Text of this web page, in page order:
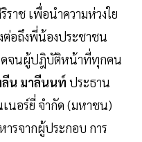
าช เพื่อนำความห่วงใย
ต่อถึงพี่น้องประชาชน
ดจนผู้ปฎิบัติหน้าที่ทุกคน
น มาลีนนท์ ประธาน
นอร์ยี่ จำกัด (มหาชน)
รจากผู้ประกอบ การ